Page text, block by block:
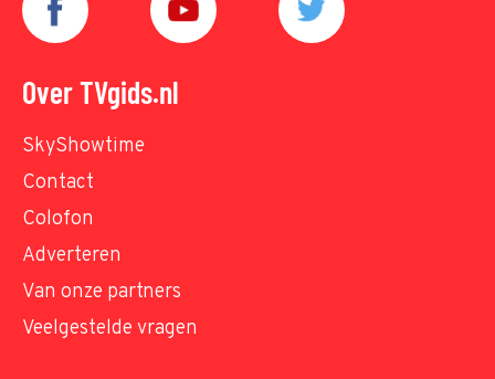
Over TVgids.nl
SkyShowtime
Contact
Colofon
Adverteren
Van onze partners
Veelgestelde vragen